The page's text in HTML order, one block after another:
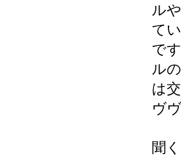
ル
て
で
ル
は
ヴ
聞